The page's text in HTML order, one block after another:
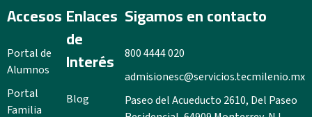
Accesos
Portal de
Alumnos
Portal
Familia
Enlaces
de
Interés
Blog
Sigamos en contacto
800 4444 020
admisionesc@servicios.tecmilenio.mx
Paseo del Acueducto 2610, Del Paseo